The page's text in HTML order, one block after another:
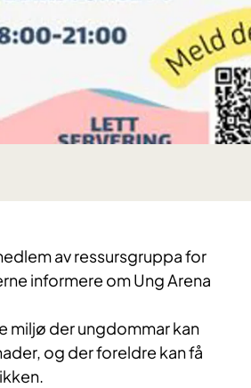
av ressursgruppa for
informere om Ung Arena
miljø der ungdommar kan
og der foreldre kan få